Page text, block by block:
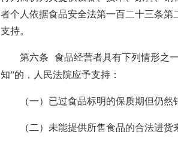
者个人依据食品安全法第一百二十三条
支持。
第六条
食品经营者具有下列情形之
知”的，人民法院应予支持：
（一）已过食品标明的保质期但仍然
（二）未能提供所售食品的合法进货